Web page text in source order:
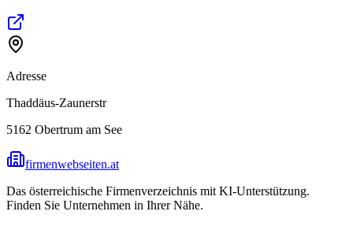
Adresse
Thaddäus-Zaunerstr
5162 Obertrum am See
firmenwebseiten.at
Das österreichische Firmenverzeichnis mit KI-Unterstützung.
Finden Sie Unternehmen in Ihrer Nähe.